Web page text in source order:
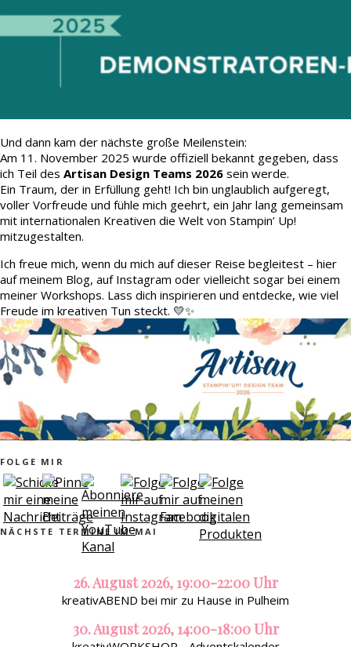
Und dann kam der nächste große Meilenstein:
Am 11. November 2025 wurde offiziell bekannt gegeben, dass
ich Teil des Artisan Design Teams 2026 sein werde.
Ein Traum, der in Erfüllung geht! Ich bin unglaublich aufgeregt,
voller Vorfreude und fühle mich geehrt, ein Jahr lang gemeinsam
mit internationalen Kreativen die Welt von Stampin’ Up!
mitzugestalten.
Ich freue mich, wenn du mich auf dieser Reise begleitest – hier
auf meinem Blog, auf Instagram oder vielleicht sogar bei einem
meiner Workshops. Lass dich inspirieren und entdecke, wie viel
Freude im kreativen Tun steckt. 💛✨
FOLGE MIR
NÄCHSTE TERMINE IM MAI
26. August 2026, 19:00-22:00 Uhr
kreativABEND bei mir zu Hause in Pulheim
30. August 2026, 14:00-18:00 Uhr